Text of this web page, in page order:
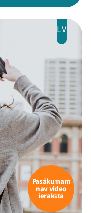
2026
LV
Pasākumam
nav video
ieraksta